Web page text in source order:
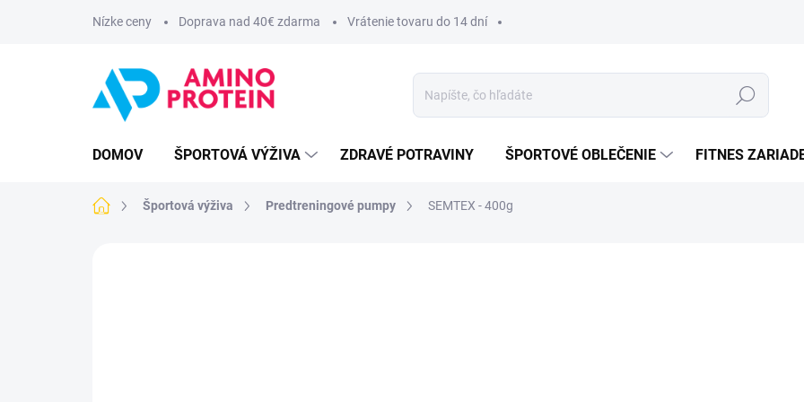
Nízke ceny Doprava nad 40€ zdarma Vrátenie tovaru do 14 dní
Hľadať
DOMOV ŠPORTOVÁ VÝŽIVA ZDRAVÉ POTRAVINY ŠPORTOVÉ OBLEČENIE FITNES
DomovŠportová výživa Predtreningové pumpy SEMTEX - 400g